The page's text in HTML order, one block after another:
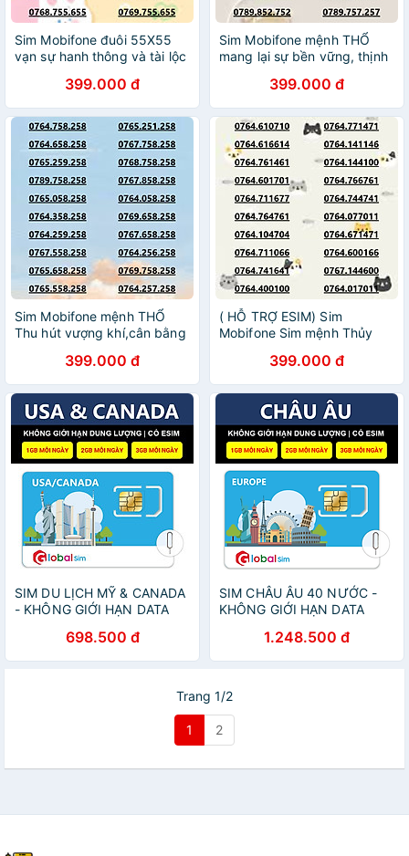
Sim Mobifone đuôi 55X55
vạn sự hanh thông và tài lộc
CHƯA KÍCH HOẠT, PHẢI
ĐĂNG KÝ CHÍNH CHỦ)-
HÀNG CHÍNH HÃNG
399.000 đ
Sim Mobifone mệnh THỔ
mang lại sự bền vững, thịnh
180GB[SIM CHƯA KÍCH
HOẠT,PHẢI ĐĂNG KÝ CHÍNH
CHỦ)- Hàng chính hãng
399.000 đ
Sim Mobifone mệnh THỔ
Thu hút vượng khí,cân bằng
180GB[SIM CHƯA KÍCH
HOẠT,PHẢI ĐĂNG KÝ CHÍNH
CHỦ)- hàng chính hãng
399.000 đ
( HỖ TRỢ ESIM) Sim
Mobifone Sim mệnh Thủy
may mắn (CHƯA KÍCH
HOẠT, PHẢI ĐĂNG KÝ
CHÍNH CHỦ)- HÀNG CHÍNH
399.000 đ
SIM DU LỊCH MỸ & CANADA
- KHÔNG GIỚI HẠN DATA
698.500 đ
SIM CHÂU ÂU 40 NƯỚC -
KHÔNG GIỚI HẠN DATA
1.248.500 đ
Trang 1/2
1 2